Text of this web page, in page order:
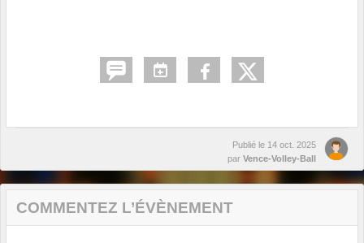
Publié le 14 oct. 2025
par Vence-Volley-Ball
COMMENTEZ L’ÉVÈNEMENT